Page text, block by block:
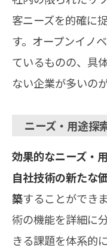
客ニーズを的確に
す。オープンイノ
ているものの、具
ない企業が多いの
ニーズ・用途探
効果的なニーズ・
自社技術の新たな
築することができ
術の機能を詳細に
きる課題を体系的